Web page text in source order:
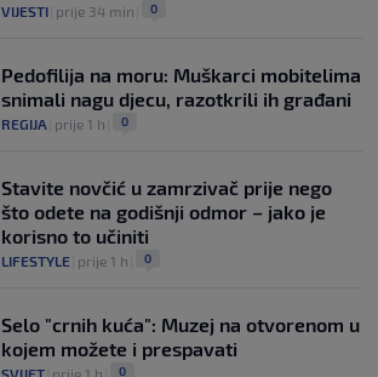
VIJESTI prije 34 min 0
Pedofilija na moru: Muškarci mobitelima
snimali nagu djecu, razotkrili ih građani
REGIJA prije 1 h 0
Stavite novčić u zamrzivač prije nego
što odete na godišnji odmor – jako je
korisno to učiniti
LIFESTYLE prije 1 h 0
Selo "crnih kuća": Muzej na otvorenom u
kojem možete i prespavati
0